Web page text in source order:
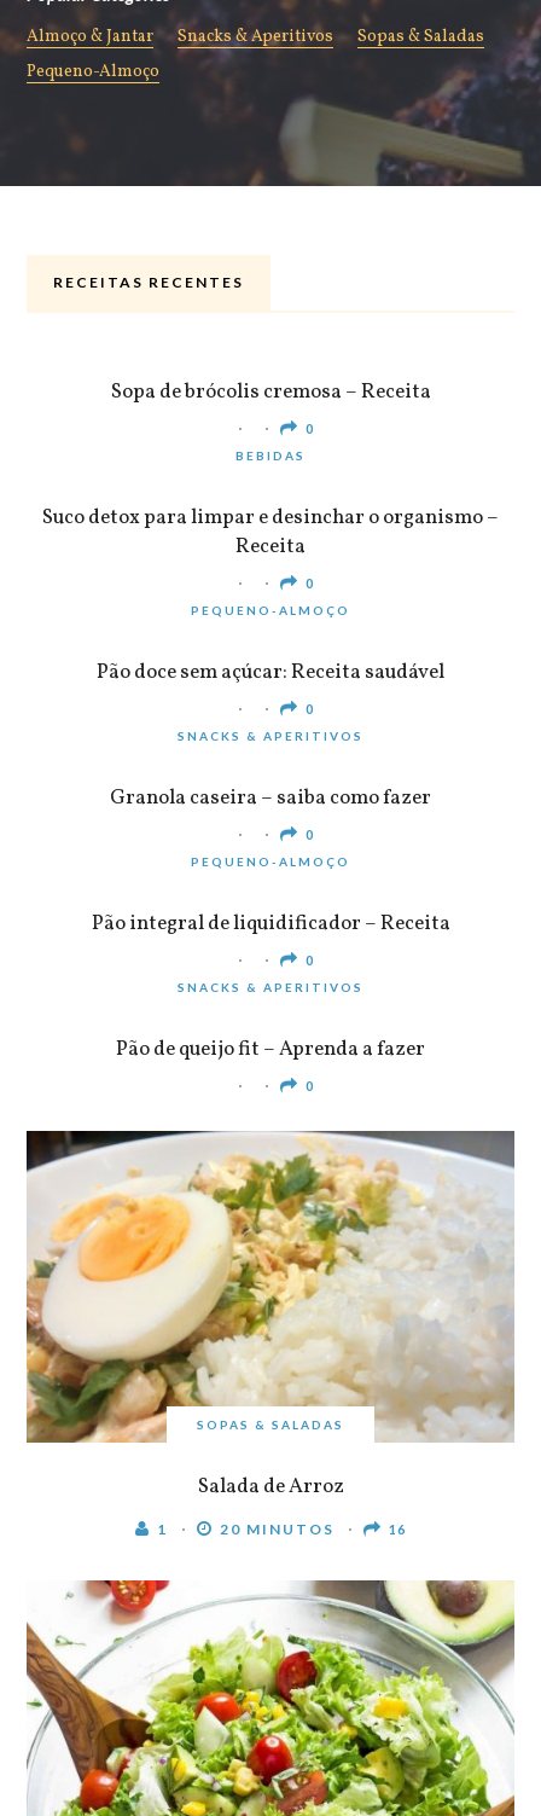
Almoço & Jantar Snacks & Aperitivos
Sopas & Saladas
Pequeno-Almoço
RECEITAS RECENTES
Sopa de brócolis cremosa – Receita
0
BEBIDAS
Suco detox para limpar e desinchar o organismo –
Receita
0
PEQUENO-ALMOÇO
Pão doce sem açúcar: Receita saudável
0
SNACKS & APERITIVOS
Granola caseira – saiba como fazer
0
PEQUENO-ALMOÇO
Pão integral de liquidificador – Receita
0
SNACKS & APERITIVOS
Pão de queijo fit – Aprenda a fazer
0
SOPAS & SALADAS
Salada de Arroz
1 20 MINUTOS 16